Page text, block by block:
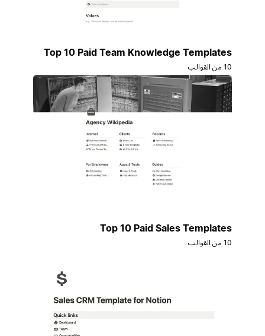
Top 10 Paid Team Knowledge Templates
Top 10 Paid Sales Templates